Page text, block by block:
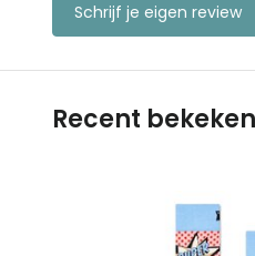
Schrijf je eigen review
Recent bekeken